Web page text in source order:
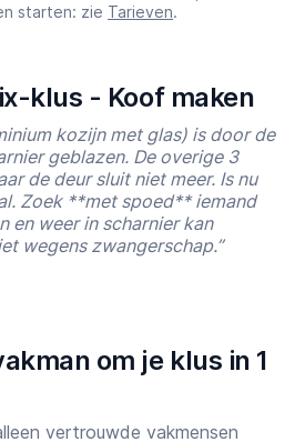
starten: zie Tarieven.
klus - Koof maken
kozijn met glas) is door de
geblazen. De overige 3
de deur sluit niet meer. Is nu
Zoek **met spoed** iemand
en weer in scharnier kan
wegens zwangerschap.”
om je klus in 1
vertrouwde vakmensen